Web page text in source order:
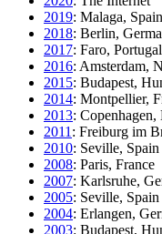
2019: Malaga, Spain
2018: Berlin,
2017: Faro, Portugal
2016: Amsterdam,
2015: Budapest,
2014: Montpellier,
2013: Copenhagen,
2011 : Freiburg im
2010: Seville, Spain
2008: Paris, France
2007: Karlsruhe,
2005: Seville, Spain
2004: Erlangen,
2003: Budapest,